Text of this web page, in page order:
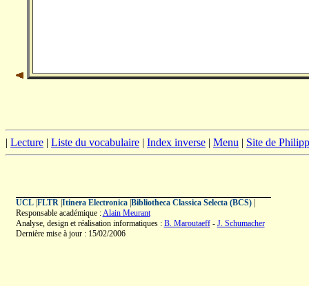
| Lecture | Liste du vocabulaire | Index inverse | Menu | Site de
UCL| FLTR| Itinera Electronica| Bibliotheca Classica Selecta (BCS)|
Responsable académique :Alain Meurant
Analyse, design et réalisation informatiques : B. Maroutaeff- J. Schumacher
Dernière mise à jour : 15/02/2006